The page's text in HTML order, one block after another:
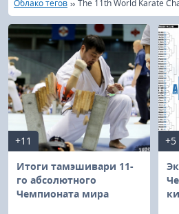
Главная
Облако тегов The 11th World Karate
+11
Итоги тамэшивари 11-
го абсолютного
Чемпионата мира
+5
Шинкиокушинкай
Кекусин-кан
Кикбоксинг и K-1
Бокс
UFC и MMA
Муай тай
Библиотека